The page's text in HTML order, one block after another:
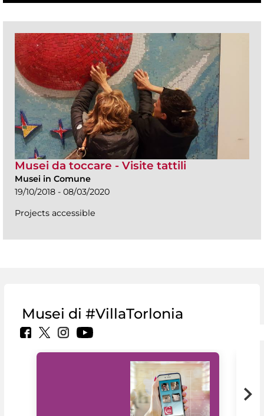
Musei da toccare - Visite tattili
Musei in Comune
19/10/2018 - 08/03/2020
Projects accessible
Musei di #VillaTorlonia